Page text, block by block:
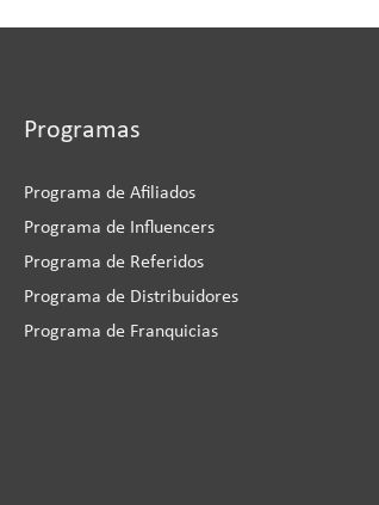
Programas
Programa de Afiliados
Programa de Influencers
Programa de Referidos
Programa de Distribuidores
Programa de Franquicias